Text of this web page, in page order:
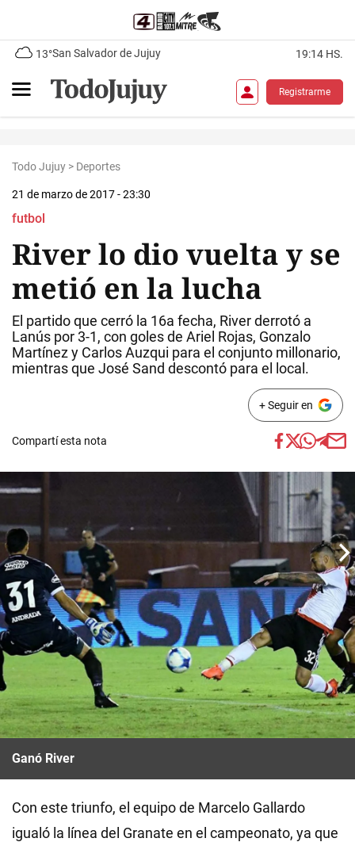
13°San Salvador de Jujuy 19:14 HS.
Registrarme
Todo Jujuy > Deportes
21 de marzo de 2017 - 23:30
futbol
River lo dio vuelta y se
metió en la lucha
El partido que cerró la 16a fecha, River derrotó a
Lanús por 3-1, con goles de Ariel Rojas, Gonzalo
Martínez y Carlos Auzqui para el conjunto millonario,
mientras que José Sand descontó para el local.
+ Seguir en
Compartí esta nota
Ganó River
Con este triunfo, el equipo de Marcelo Gallardo
igualó la línea del Granate en el campeonato, ya que